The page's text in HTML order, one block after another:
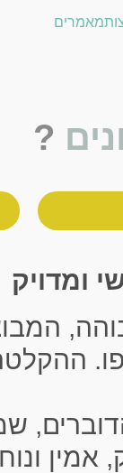
מאמרים
?
ומדויק
אמין